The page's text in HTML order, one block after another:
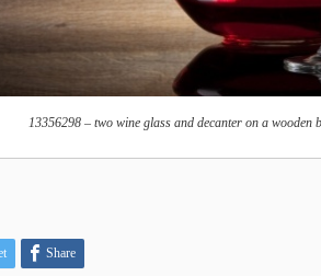
13356298 – two wine glass and decanter on a wooden
Share